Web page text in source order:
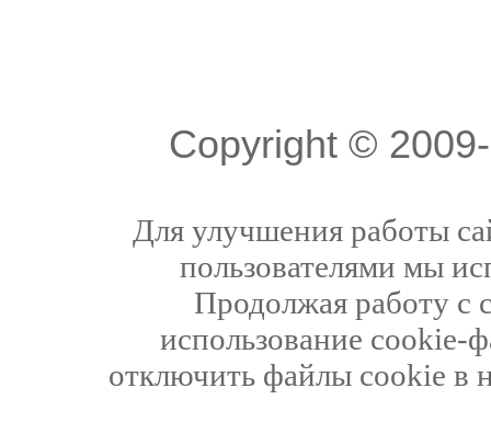
Copyright ©
Для улучшения работы
пользователями мы
Продолжая работу с
использование cookie-
отключить файлы cookie в